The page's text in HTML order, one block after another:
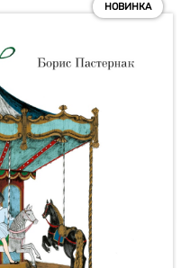
НОВИНКА